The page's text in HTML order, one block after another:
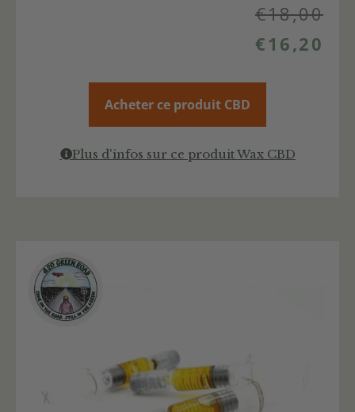
€18,00
€ 16,20
Acheter ce produit CBD
Plus d'infos sur ce produit Wax CBD